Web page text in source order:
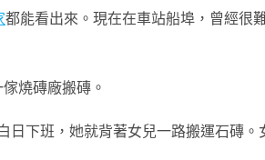
都能看出來。現在在車站船埠，曾經很
燒磚廠搬磚。
下班，她就背著女兒一路搬運石磚